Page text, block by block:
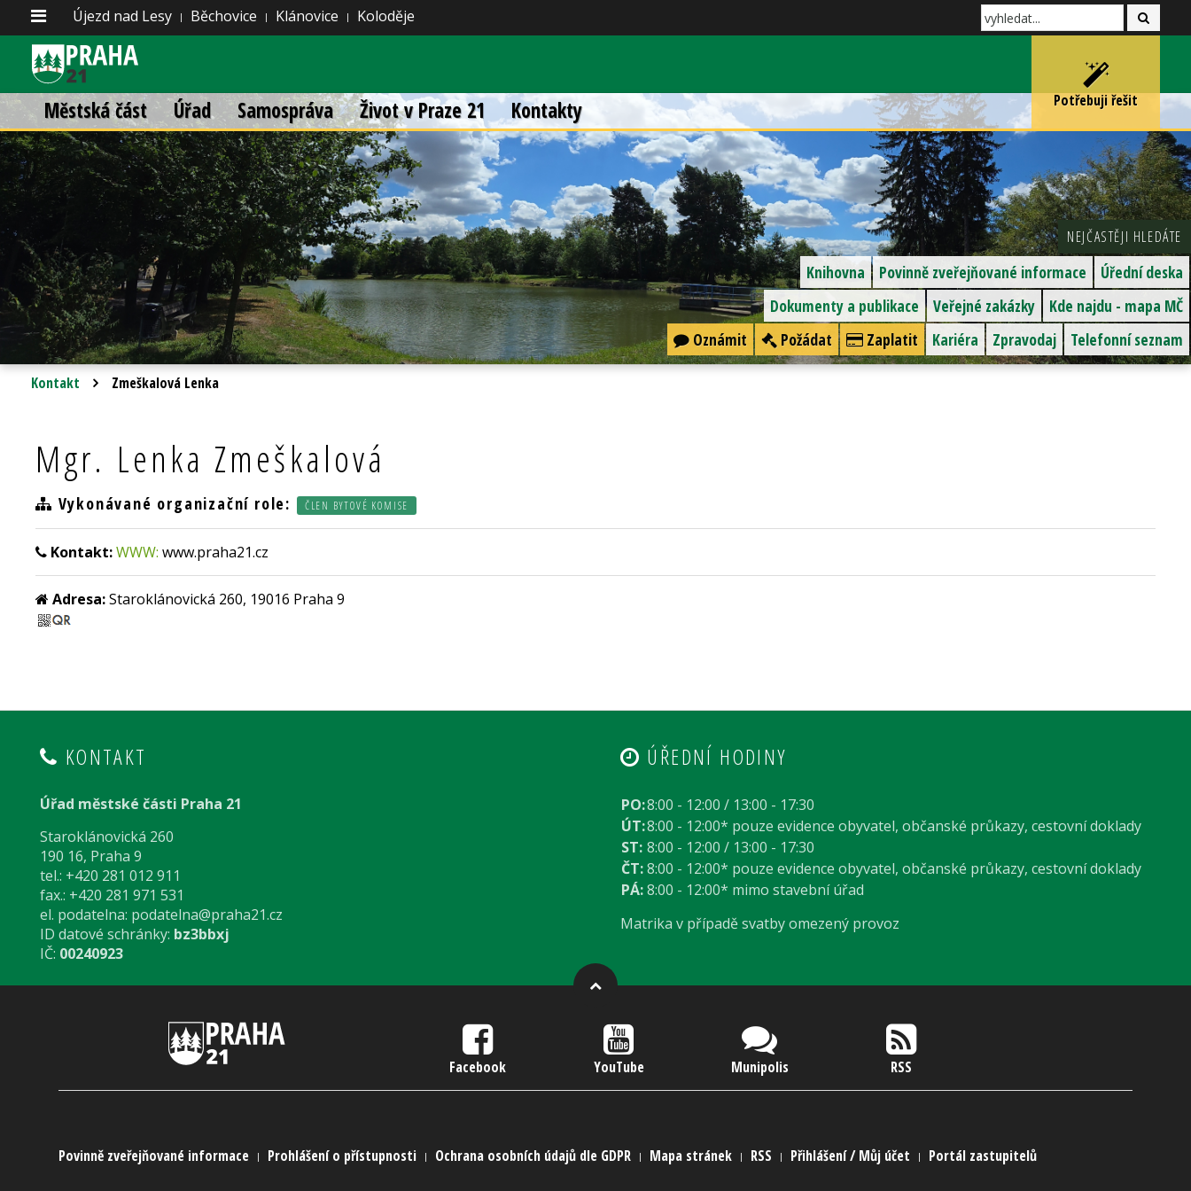
Újezd nad Lesy Běchovice Klánovice Koloděje
Potřebuji řešit
Městská část Úřad Samospráva Život v Praze 21 Kontakty
NEJČASTĚJI HLEDÁTE
Úřední deska
Povinně zveřejňované informace
Knihovna
Kde najdu - mapa MČ
Veřejné zakázky
Dokumenty a publikace
Telefonní seznam
Zpravodaj
Kariéra
Zaplatit
Požádat
Oznámit
Kontakt Zmeškalová Lenka
Mgr. Lenka Zmeškalová
Vykonávané organizační role: ČLEN BYTOVÉ KOMISE
Kontakt:WWW: www.praha21.cz
Adresa:Staroklánovická 260, 19016 Praha 9
KONTAKT
Úřad městské části Praha 21
Staroklánovická 260
190 16, Praha 9
tel.: +420 281 012 911
fax.: +420 281 971 531
el. podatelna: podatelna@praha21.cz
ID datové schránky: bz3bbxj
IČ: 00240923
ÚŘEDNÍ HODINY
PO:8:00 - 12:00 / 13:00 - 17:30
ÚT:8:00 - 12:00* pouze evidence obyvatel, občanské průkazy, cestovní doklady
ST: 8:00 - 12:00 / 13:00 - 17:30
ČT: 8:00 - 12:00* pouze evidence obyvatel, občanské průkazy, cestovní doklady
PÁ: 8:00 - 12:00* mimo stavební úřad
Matrika v případě svatby omezený provoz
Facebook YouTube Munipolis RSS
Povinně zveřejňované informace Prohlášení o přístupnosti Ochrana osobních údajů dle GDPR Mapa stránek RSS Přihlášení / Můj účet Portál zastupitelů